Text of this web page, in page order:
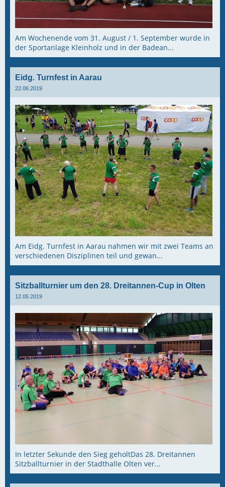
Am Wochenende vom 31. August / 1. September wurde in
der Sportanlage Kleinholz und in der Badean...
Eidg. Turnfest in Aarau
22.06.2019
Am Eidg. Turnfest in Aarau nahmen wir mit zwei Teams an
verschiedenen Disziplinen teil und gewan...
Sitzballturnier um den 28. Dreitannen-Cup in Olten
12.05.2019
In letzter Sekunde den Sieg geholtDas 28. Dreitannen
Sitzballturnier in der Stadthalle Olten ver...